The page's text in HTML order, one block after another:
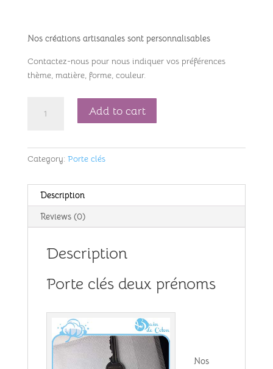
Nos créations artisanales sont personnalisables
Contactez-nous pour nous indiquer vos préférences
thème, matière, forme, couleur.
prénoms-
ref
quantity
Add to cart
Category: Porte clés
Description
Reviews (0)
Description
Porte clés deux prénoms
Nos